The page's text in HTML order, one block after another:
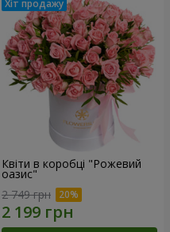
Квіти в коробці "Рожевий
оазис"
2 749 грн